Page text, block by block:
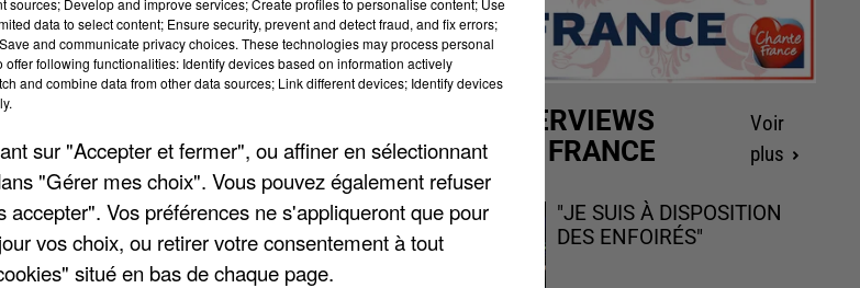
LES INTERVIEWS
CHANTE FRANCE
Voir
plus
"JE SUIS À DISPOSITION
DES ENFOIRÉS"
data to select content; Ensure security, prevent and detect fraud, and fix errors;
and communicate privacy choices. These technologies may process personal
following functionalities: Identify devices based on information actively
and combine data from other data sources; Link different devices; Identify devices
sur "Accepter et fermer", ou affiner en sélectionnant
"Gérer mes choix". Vous pouvez également refuser
accepter". Vos préférences ne s'appliqueront que pour
vos choix, ou retirer votre consentement à tout
situé en bas de chaque page.